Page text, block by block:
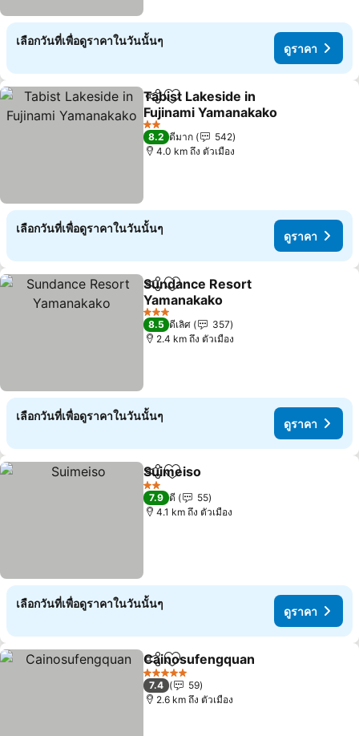
เลือกวันที่เพื่อดูราคาในวันนั้นๆ
ดูราคา
แชร์ เพิ่มในรายการโปรด
Tabist Lakeside in
Fujinami Yamanakako
2 ดาว
8.2 ดีมาก
542
4.0 km ถึง ตัวเมือง
เลือกวันที่เพื่อดูราคาในวันนั้นๆ
ดูราคา
แชร์ เพิ่มในรายการโปรด
Sundance Resort
Yamanakako
3 ดาว
8.5 ดีเลิศ
357
2.4 km ถึง ตัวเมือง
เลือกวันที่เพื่อดูราคาในวันนั้นๆ
ดูราคา
แชร์ เพิ่มในรายการโปรด
Suimeiso
2 ดาว
7.9 ดี
55
4.1 km ถึง ตัวเมือง
เลือกวันที่เพื่อดูราคาในวันนั้นๆ
ดูราคา
แชร์ เพิ่มในรายการโปรด
Cainosufengquan
5 ดาว
7.4
59
2.6 km ถึง ตัวเมือง